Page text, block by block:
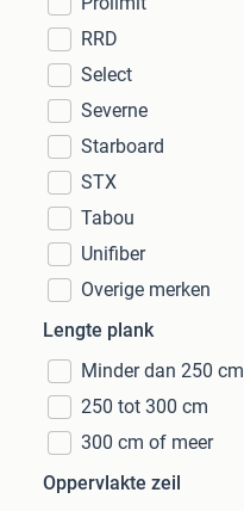
RRD
Select
Severne
Starboard
STX
Tabou
Unifiber
Overige merken
Lengte plank
Minder dan 250 cm
250 tot 300 cm
300 cm of meer
Oppervlakte zeil